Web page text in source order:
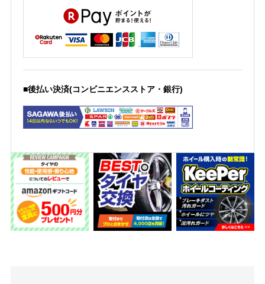
■後払い決済(コンビニエンスストア・銀行)